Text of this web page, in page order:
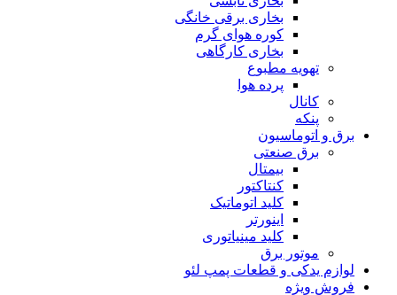
بخاری برقی خانگی
کوره هوای گرم
بخاری کارگاهی
تهویه مطبوع
پرده هوا
کانال
پنکه
برق و اتوماسیون
برق صنعتی
بیمتال
کنتاکتور
کلید اتوماتیک
اینورتر
کلید مینیاتوری
موتور برق
لوازم یدکی و قطعات پمپ لئو
فروش ویژه